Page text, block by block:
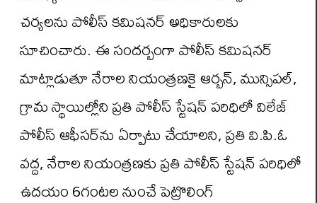
చర్యలను పోలీస్‌ కమిషనర్‌ అధికారులకు
సూచించారు. ఈ సందర్బంగా పోలీస్‌ కమిషనర్‌
మాట్లాడుతూ నేరాల నియంత్రణకై ఆర్బన్‌, మున్సిపల్‌,
గ్రామ స్థాయిల్లోని ప్రతి పోలీస్‌ స్టేషన్‌ పరిధిలో విలేజ్‌
పోలీస్‌ ఆఫీసర్‌ను ఏర్పాటు చేయాలని, ప్రతి వి.పి.ఓ
వద్ద, నేరాల నియంత్రణకు ప్రతి పోలీస్‌ స్టేషన్‌ పరిధిలో
ఉదయం 6గంటల నుంచే పెట్రొలింగ్‌